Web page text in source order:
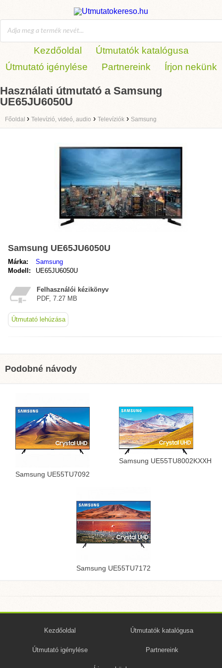
Kezdőoldal
Útmutatók katalógusa
Útmutató igénylése
Partnereink Írjon nekünk
Használati útmutató a Samsung
UE65JU6050U
Főoldal › Televízió, videó, audio › Televíziók › Samsung
Samsung UE65JU6050U
Márka:
Samsung
Modell:
UE65JU6050U
Felhasználói kézikönyv
PDF, 7.27 MB
Útmutató lehúzása
Podobné návody
Samsung UE55TU7092
Samsung UE55TU8002KXXH
Samsung UE55TU7172
Kezdőoldal Útmutatók katalógusa
Útmutató igénylése Partnereink